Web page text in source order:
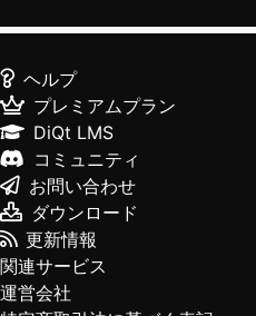
ヘルプ
プレミアムプラン
DiQt LMS
コミュニティ
お問い合わせ
ダウンロード
更新情報
関連サービス
運営会社